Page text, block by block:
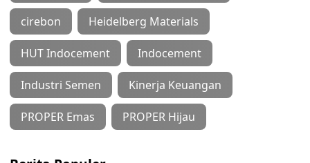
cirebon Heidelberg Materials
HUT Indocement Indocement
Industri Semen Kinerja Keuangan
PROPER Emas PROPER Hijau